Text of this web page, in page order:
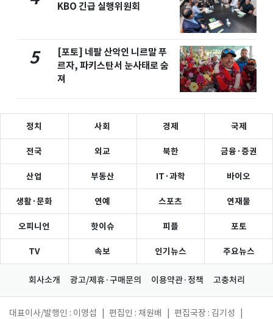
KBO 긴급 실행위원회
5
[포토] 네팔 산악인 니르말 푸
르자, 파키스탄서 눈사태로 숨
져
정치 사회 경제 국제
전국 외교 북한 금융·증권
산업 부동산 IT·과학 바이오
생활·문화 연예 스포츠 연재물
오피니언 핫이슈 피플 포토
TV 속보 인기뉴스 주요뉴스
회사소개 광고/제휴·구매문의 이용약관·정책 고충처리
대표이사/발행인 : 이영섭 편집인 : 채원배 편집국장 : 김기성